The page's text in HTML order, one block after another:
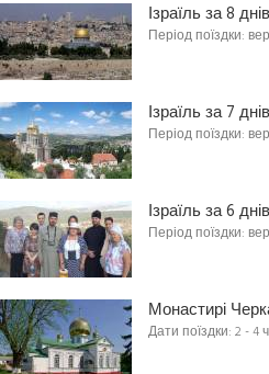
Ізраїль за 8 днів
Період поїздки:
Ізраїль за 7 днів
Період поїздки:
Ізраїль за 6
Період поїздки:
Монастирі
Дати поїздки: 2 - 4